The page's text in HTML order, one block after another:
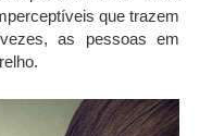
que trazem
as pessoas em